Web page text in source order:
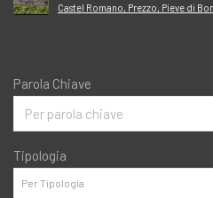
Castel Romano, Prezzo, Pieve di
Parola Chiave
Tipologia